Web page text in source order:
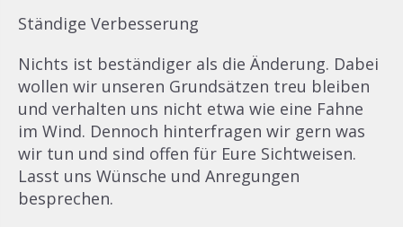
Ständige Verbesserung
Nichts ist beständiger als die Änderung. Dabei
wollen wir unseren Grundsätzen treu bleiben
und verhalten uns nicht etwa wie eine Fahne
im Wind. Dennoch hinterfragen wir gern was
wir tun und sind offen für Eure Sichtweisen.
Lasst uns Wünsche und Anregungen
besprechen.